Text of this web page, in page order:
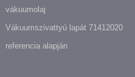
vákuumolaj
Vákuumszivattyú lapát 71412020
referencia alapján